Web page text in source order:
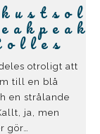
u s t s o l
a k p e a k
o l l e s
otroligt att
till en blå
en strålande
ja, men
gör…